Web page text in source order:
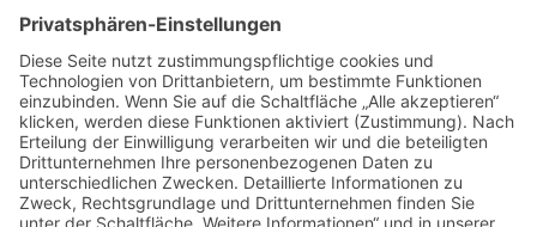
Netzwerken
Bluesky
Facebook
Instagram
LinkedIn
Mastodon